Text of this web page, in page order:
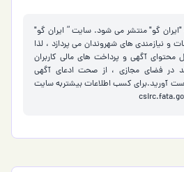
"ایران گو" منتشر می شود. سایت ” ایران گو"
و نیازمندی های شهروندان می پردازد ، لذا
محتوای آگهی و پرداخت های مالی کاربران
در فضای مجازی ، از صحت ادعای آگهی
دست آورید.برای کسب اطلاعات بیشتربه سایت